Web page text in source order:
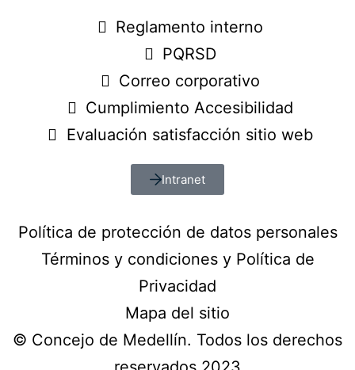
Reglamento interno
PQRSD
Correo corporativo
Cumplimiento Accesibilidad
Evaluación satisfacción sitio web
Intranet
Política de protección de datos personales
Términos y condiciones y Política de
Privacidad
Mapa del sitio
© Concejo de Medellín. Todos los derechos